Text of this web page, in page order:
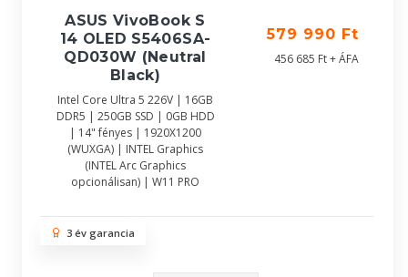
ASUS VivoBook S
14 OLED S5406SA-
QD030W (Neutral
Black)
Intel Core Ultra 5 226V | 16GB
DDR5 | 250GB SSD | 0GB HDD
| 14" fényes | 1920X1200
(WUXGA) | INTEL Graphics
(INTEL Arc Graphics
opcionálisan) | W11 PRO
579 990 Ft
456 685 Ft + ÁFA
3 év garancia